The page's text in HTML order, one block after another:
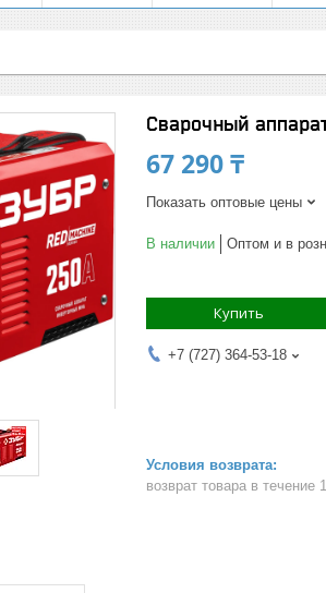
Сварочный
67 290 ₸
Показать оптовые цены
В наличии Оптом и в
Купить
+7 (727) 364-53-18
возврат товара в течение